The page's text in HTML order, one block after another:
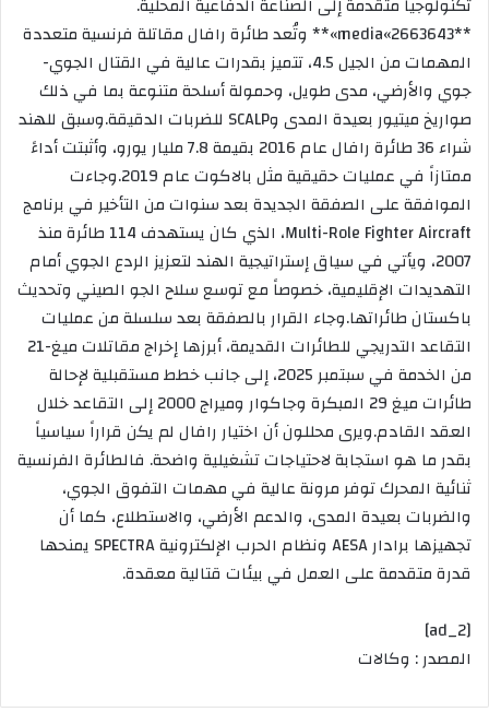
**media«2663643»** وتُعد طائرة رافال مقاتلة فرنسية متعددة
المهمات من الجيل 4.5، تتميز بقدرات عالية في القتال الجوي-
جوي والأرضي، مدى طويل، وحمولة أسلحة متنوعة بما في ذلك
صواريخ ميتيور بعيدة المدى وSCALP للضربات الدقيقة.وسبق للهند
شراء 36 طائرة رافال عام 2016 بقيمة 7.8 مليار يورو، وأثبتت أداءً
ممتازاً في عمليات حقيقية مثل بالاکوت عام 2019.وجاءت
الموافقة على الصفقة الجديدة بعد سنوات من التأخير في برنامج
Multi-Role Fighter Aircraft، الذي كان يستهدف 114 طائرة منذ
2007، ويأتي في سياق إستراتيجية الهند لتعزيز الردع الجوي أمام
التهديدات الإقليمية، خصوصاً مع توسع سلاح الجو الصيني وتحديث
باكستان طائراتها.وجاء القرار بالصفقة بعد سلسلة من عمليات
التقاعد التدريجي للطائرات القديمة، أبرزها إخراج مقاتلات ميغ-21
من الخدمة في سبتمبر 2025، إلى جانب خطط مستقبلية لإحالة
طائرات ميغ 29 المبكرة وجاكوار وميراج 2000 إلى التقاعد خلال
العقد القادم.ويرى محللون أن اختيار رافال لم يكن قراراً سياسياً
بقدر ما هو استجابة لاحتياجات تشغيلية واضحة. فالطائرة الفرنسية
ثنائية المحرك توفر مرونة عالية في مهمات التفوق الجوي،
والضربات بعيدة المدى، والدعم الأرضي، والاستطلاع، كما أن
تجهيزها برادار AESA ونظام الحرب الإلكترونية SPECTRA يمنحها
قدرة متقدمة على العمل في بيئات قتالية معقدة.
[ad_2]
المصدر : وكالات